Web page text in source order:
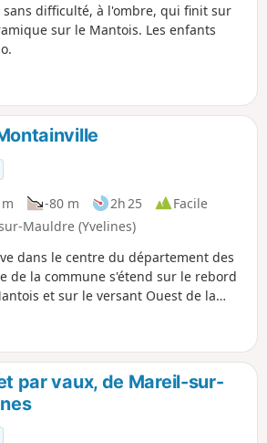
sans difficulté, à l'ombre, qui finit sur
sur le Mantois. Les enfants
-80 m 2h 25
Facile
Mauldre (Yvelines)
dans le centre du département des
de la commune s'étend sur le rebord
et sur le versant Ouest de la
deux vallons dénommés d'après le
de la Serpe au Nord, celui de
par vaux, de Mareil-sur-